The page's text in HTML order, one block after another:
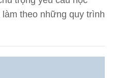
theo những quy trình